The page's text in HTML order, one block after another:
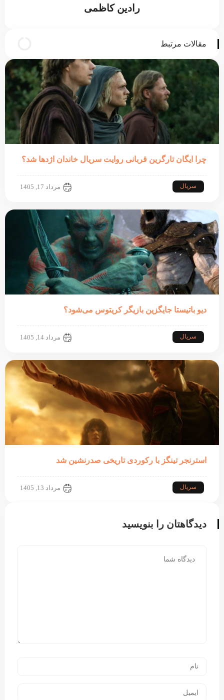
رادین کاظمی
مقالات مرتبط
چرا ایگان تارگرین قربانی روایت سریال خاندان اژدها شد؟
سریال مرداد 17, 1405
دیو باتیستا جایگزین بازیگر کریتوس می‌شود؟
سریال مرداد 14, 1405
استرنجر تینگز با رکوردی تاریخی صدرنشین شد
سریال مرداد 13, 1405
دیدگاهتان را بنویسید